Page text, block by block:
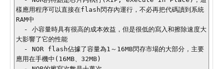
樣應用程序可以直接在flash閃存內運行，不必再把代碼讀到系統
RAM中
大影響了它的性能
應用在手機中(16MB、32MB)